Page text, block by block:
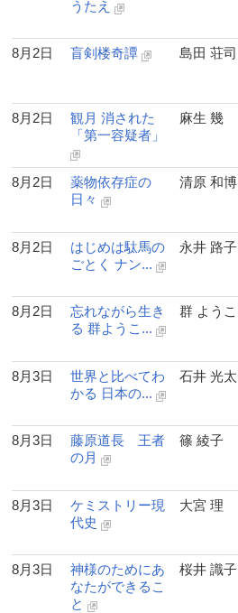
うたえ
8月2日 盲剣楼奇譚 島田 荘司
8月2日
観月 消された
「第一容疑者」
麻生 幾
8月2日
薬物依存症の
日々
清原 和博
8月2日
はじめは駄馬の
ごとく ナン...
永井 路子
8月2日
忘れながら生き
る 群ようこ...
群 ようこ
8月3日
世界と比べてわ
かる 日本の...
石井 光太
8月3日
藤原道長 王者
の月
篠 綾子
8月3日
ケミストリー現
代史
大宮 理
8月3日
神様のためにあ
なたができるこ
と
桜井 識子